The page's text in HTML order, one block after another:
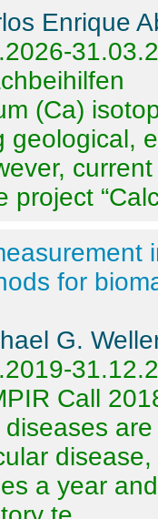
Enrique
(Ca)
geological,
project
for
G.
Call
diseases
a year